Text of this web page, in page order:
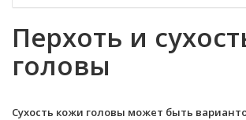
Перхоть и
головы
Сухость кожи головы может быть